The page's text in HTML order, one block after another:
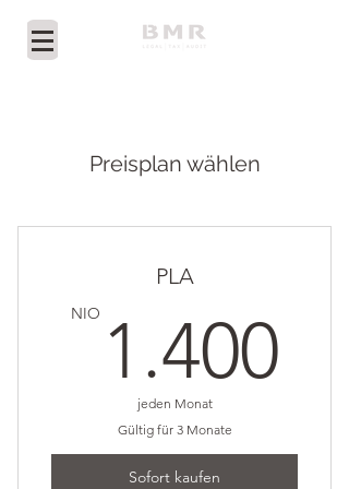
Preisplan wählen
PLA
NIO 1.400
jeden Monat
Gültig für 3 Monate
Sofort kaufen